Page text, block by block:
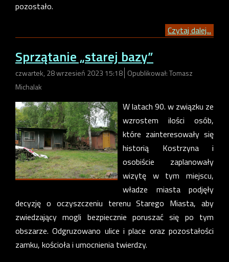
pozostało.
Czytaj dalej...
Sprzątanie „starej bazy”
czwartek, 28 wrzesień 2023 15:18 Opublikował: Tomasz
Michalak
W latach 90. w związku ze
wzrostem ilości osób,
które zainteresowały się
historią Kostrzyna i
osobiście zaplanowały
wizytę w tym miejscu,
władze miasta podjęły
decyzję o oczyszczeniu terenu Starego Miasta, aby
zwiedzający mogli bezpiecznie poruszać się po tym
obszarze. Odgruzowano ulice i place oraz pozostałości
zamku, kościoła i umocnienia twierdzy.